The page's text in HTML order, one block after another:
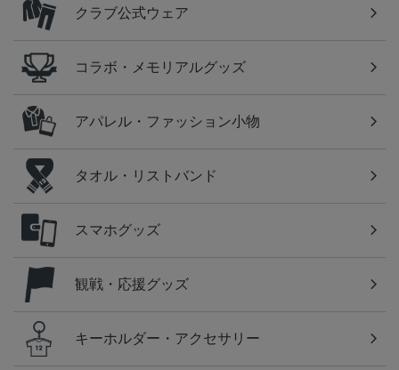
クラブ公式ウェア
コラボ・メモリアルグッズ
アパレル・ファッション小物
タオル・リストバンド
スマホグッズ
観戦・応援グッズ
キーホルダー・アクセサリー